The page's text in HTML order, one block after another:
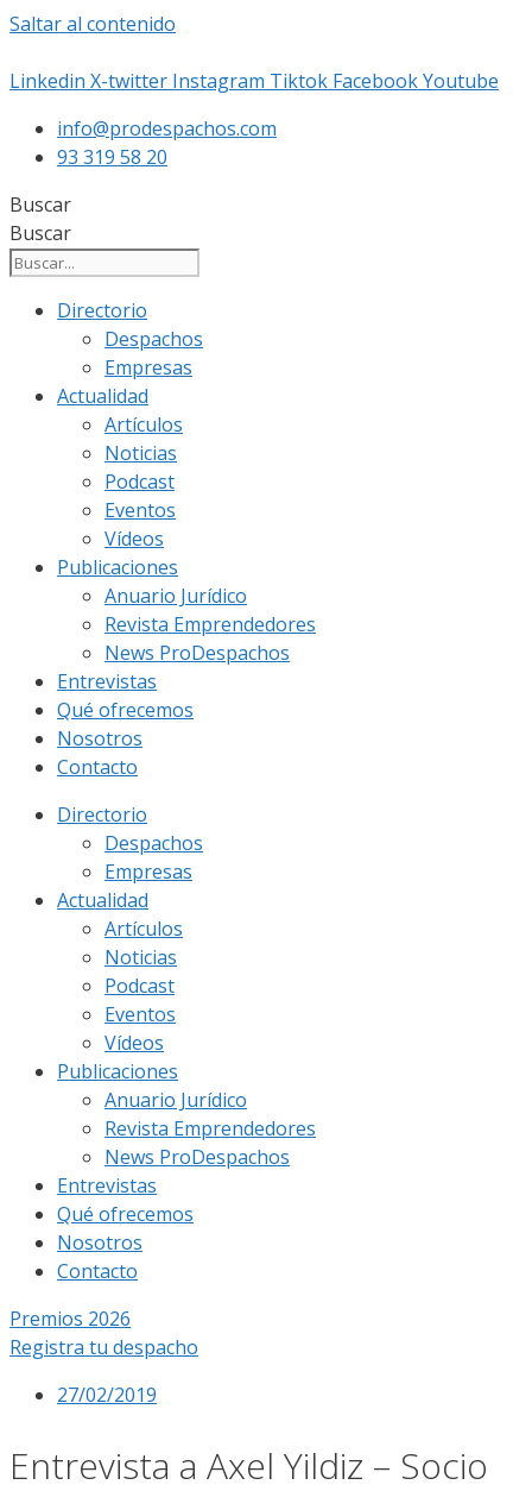
Saltar al contenido
Linkedin X-twitter Instagram Tiktok FacebookYoutube
info@prodespachos.com
93 319 58 20
Buscar
Buscar
Directorio
Despachos
Empresas
Actualidad
Artículos
Noticias
Podcast
Eventos
Vídeos
Publicaciones
Anuario Jurídico
Revista Emprendedores
News ProDespachos
Entrevistas
Qué ofrecemos
Nosotros
Contacto
Directorio
Despachos
Empresas
Actualidad
Artículos
Noticias
Podcast
Eventos
Vídeos
Publicaciones
Anuario Jurídico
Revista Emprendedores
News ProDespachos
Entrevistas
Qué ofrecemos
Nosotros
Contacto
Premios 2026
Registra tu despacho
27/02/2019
Entrevista a Axel Yildiz – Socio